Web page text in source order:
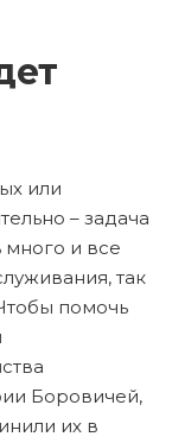
или
– задача
и все
так
помочь
Боровичей,
их в